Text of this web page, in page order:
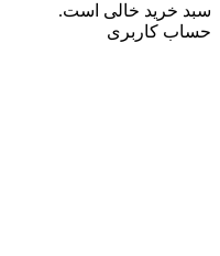
سبد خرید خالی است.
حساب کاربری